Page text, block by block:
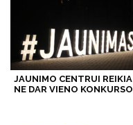
JAUNIMO CENTRUI REIKIA
NE DAR VIENO KONKURSO